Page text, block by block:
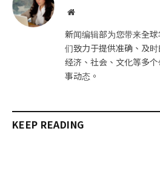
网
新闻编辑部为您带来全
们致力于提供准确、及
经济、社会、文化等多
事动态。
KEEP READING